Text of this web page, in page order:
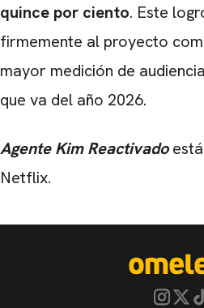
quince por ciento. Este
firmemente al proyecto
mayor medición de
que va del año 2026.
Agente Kim Reactivado
Netflix.